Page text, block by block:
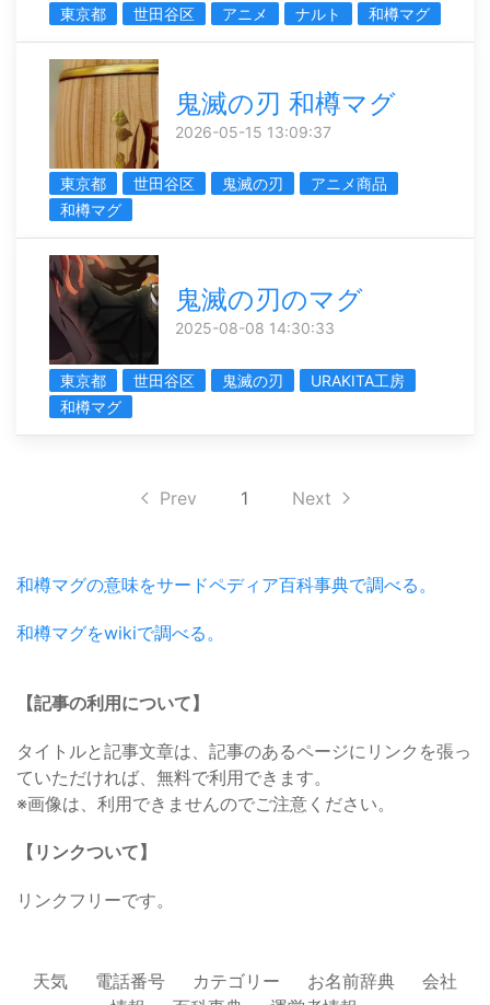
東京都 世田谷区 アニメ ナルト 和樽マグ
鬼滅の刃 和樽マグ
2026-05-15 13:09:37
東京都 世田谷区 鬼滅の刃
アニメ商品
和樽マグ
鬼滅の刃のマグ
2025-08-08 14:30:33
東京都 世田谷区 鬼滅の刃
URAKITA工房
和樽マグ
Prev 1 Next
和樽マグの意味をサードペディア百科事典で調べる。
和樽マグをwikiで調べる。
【記事の利用について】
タイトルと記事文章は、記事のあるページにリンクを張っ
ていただければ、無料で利用できます。
※画像は、利用できませんのでご注意ください。
【リンクついて】
リンクフリーです。
天気 電話番号 カテゴリー お名前辞典
会社